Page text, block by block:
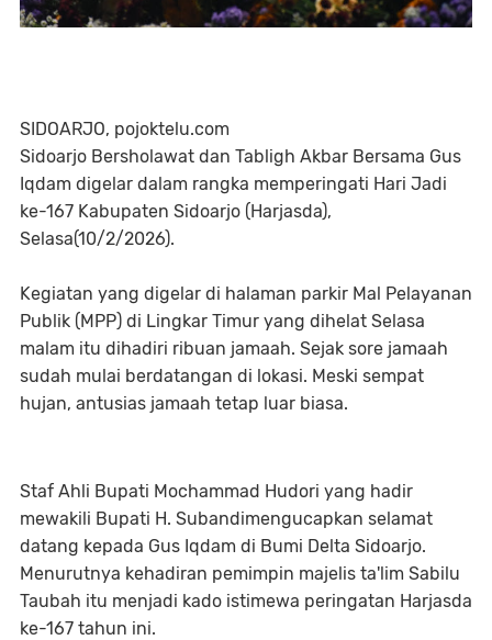
SIDOARJO, pojoktelu.com
Sidoarjo Bersholawat dan Tabligh Akbar Bersama Gus
Iqdam digelar dalam rangka memperingati Hari Jadi
ke-167 Kabupaten Sidoarjo (Harjasda),
Selasa(10/2/2026).
Kegiatan yang digelar di halaman parkir Mal Pelayanan
Publik (MPP) di Lingkar Timur yang dihelat Selasa
malam itu dihadiri ribuan jamaah. Sejak sore jamaah
sudah mulai berdatangan di lokasi. Meski sempat
hujan, antusias jamaah tetap luar biasa.
Staf Ahli Bupati Mochammad Hudori yang hadir
mewakili Bupati H. Subandimengucapkan selamat
datang kepada Gus Iqdam di Bumi Delta Sidoarjo.
Menurutnya kehadiran pemimpin majelis ta'lim Sabilu
Taubah itu menjadi kado istimewa peringatan Harjasda
ke-167 tahun ini.